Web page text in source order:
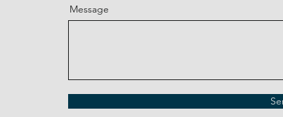
Message